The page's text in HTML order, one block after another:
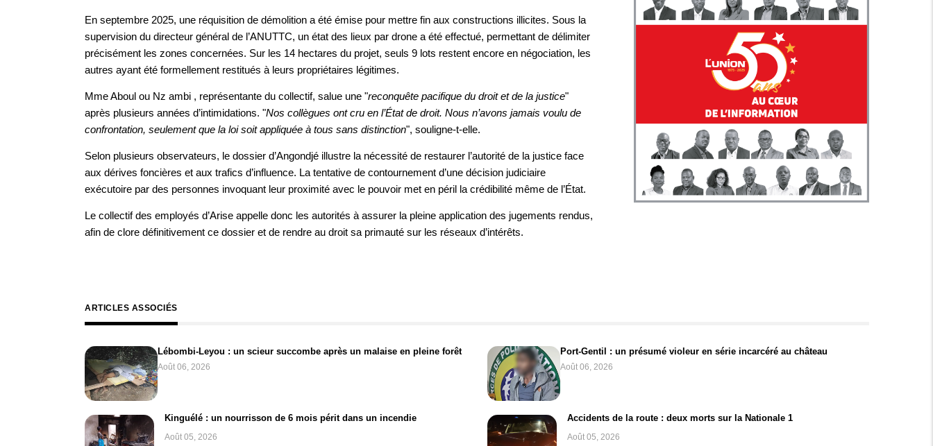
En septembre 2025, une réquisition de démolition a été émise pour mettre fin aux constructions illicites. Sous la
supervision du directeur général de l’ANUTTC, un état des lieux par drone a été effectué, permettant de délimiter
précisément les zones concernées. Sur les 14 hectares du projet, seuls 9 lots restent encore en négociation, les
autres ayant été formellement restitués à leurs propriétaires légitimes.
Mme Aboul ou Nz ambi , représentante du collectif, salue une "reconquête pacifique du droit et de la justice"
après plusieurs années d’intimidations. "Nos collègues ont cru en l’État de droit. Nous n’avons jamais voulu de
confrontation, seulement que la loi soit appliquée à tous sans distinction", souligne-t-elle.
Selon plusieurs observateurs, le dossier d’Angondjé illustre la nécessité de restaurer l’autorité de la justice face
aux dérives foncières et aux trafics d’influence. La tentative de contournement d’une décision judiciaire
exécutoire par des personnes invoquant leur proximité avec le pouvoir met en péril la crédibilité même de l’État.
Le collectif des employés d’Arise appelle donc les autorités à assurer la pleine application des jugements rendus,
afin de clore définitivement ce dossier et de rendre au droit sa primauté sur les réseaux d’intérêts.
ARTICLES ASSOCIÉS
Lébombi-Leyou : un scieur succombe après un malaise en pleine forêt
Août 06, 2026
Port-Gentil : un présumé violeur en série incarcéré au château
Août 06, 2026
Kinguélé : un nourrisson de 6 mois périt dans un incendie
Août 05, 2026
Accidents de la route : deux morts sur la Nationale 1
Août 05, 2026